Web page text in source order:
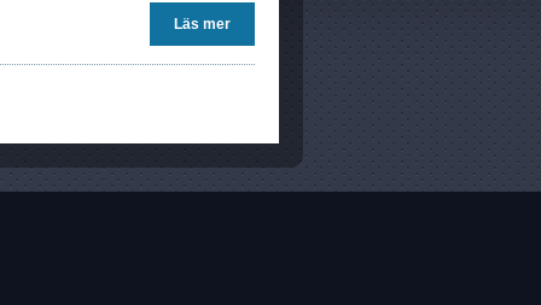
Läs mer om Locust på Ubuntu 12.04